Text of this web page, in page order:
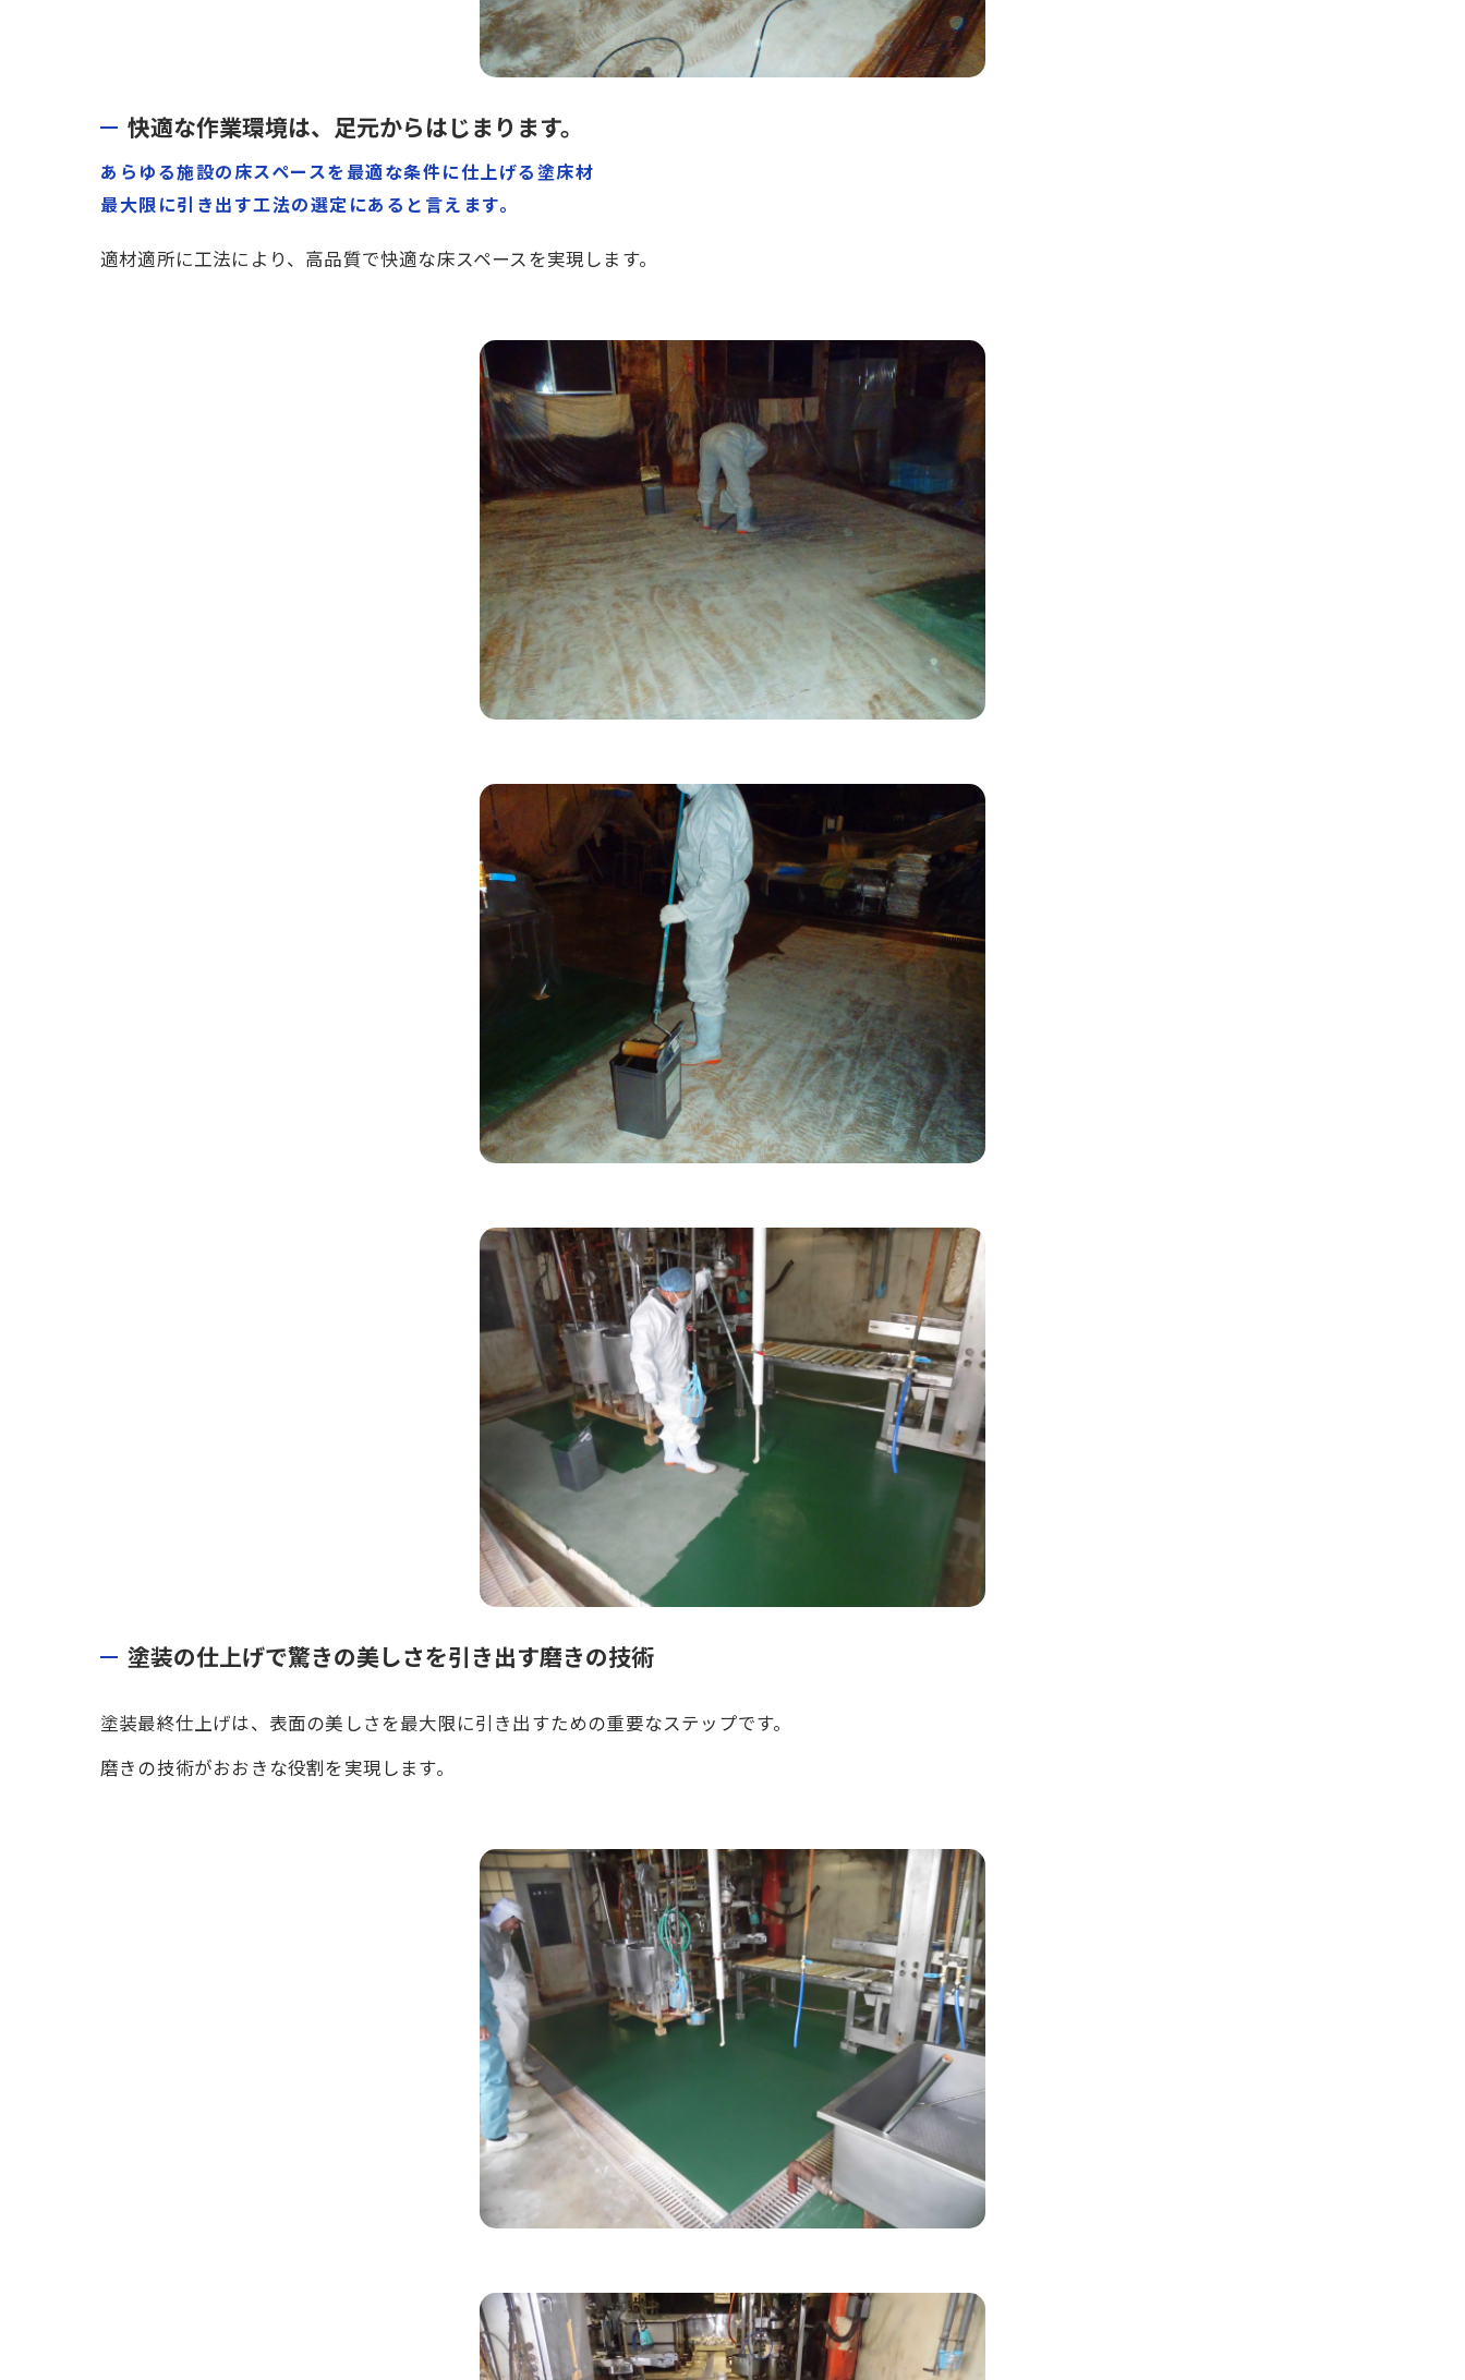
快適な作業環境は、足元からはじまります。
あらゆる施設の床スペースを最適な条件に仕上げる塗床材
最大限に引き出す工法の選定にあると言えます。
適材適所に工法により、高品質で快適な床スペースを実現します。
塗装の仕上げで驚きの美しさを引き出す磨きの技術
塗装最終仕上げは、表面の美しさを最大限に引き出すための重要なステップです。
磨きの技術がおおきな役割を実現します。